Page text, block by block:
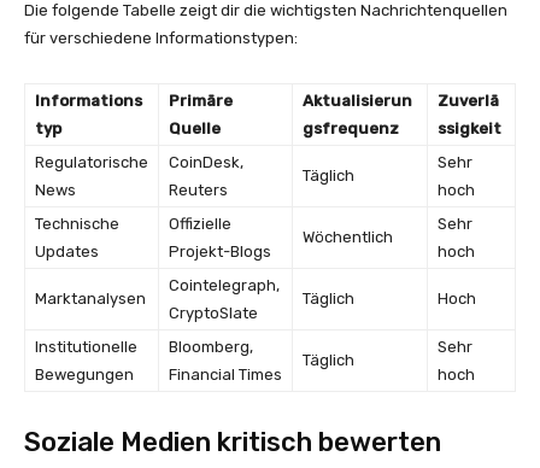
Die folgende Tabelle zeigt dir die wichtigsten Nachrichtenquellen
für verschiedene Informationstypen:
Informations
typ
Primäre
Quelle
Aktualisierun
gsfrequenz
Zuverlä
ssigkeit
Regulatorische
News
CoinDesk,
Reuters
Täglich
Sehr
hoch
Technische
Updates
Offizielle
Projekt-Blogs
Wöchentlich
Sehr
hoch
Marktanalysen
Cointelegraph,
CryptoSlate
Täglich Hoch
Institutionelle
Bewegungen
Bloomberg,
Financial Times
Täglich
Sehr
hoch
Soziale Medien kritisch bewerten